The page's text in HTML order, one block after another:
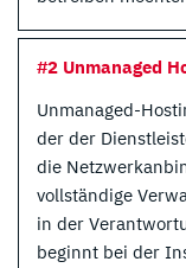
#2 Unmanaged
Unmanaged-
der der
die
vollständige
in der
beginnt bei der